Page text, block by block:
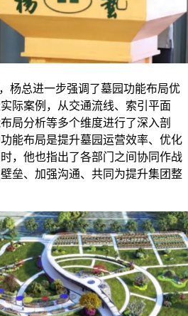
总进一步强调了墓园功能布局优
际案例，从交通流线、索引平面
局分析等多个维度进行了深入剖
能布局是提升墓园运营效率、优化
，他也指出了各部门之间协同作战
垒、加强沟通、共同为提升集团整